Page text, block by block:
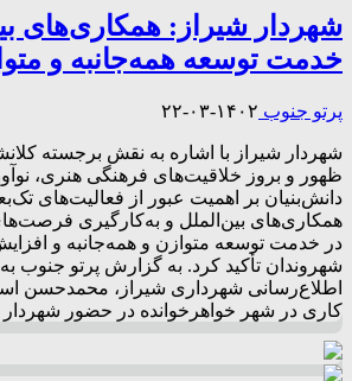
شهردار شیراز: همکاری‌های
خدمت توسعه همه‌جانبه و
پرتو جنوب ۱۴۰۲-۰۳-۲۲
شهردار شیراز با اشاره به نقش برجسته
ظهور و بروز خلاقیت‌های فرهنگی هنری،
دانش‌بنیان بر اهمیت عبور از فعالیت‌های
همکاری‌های بین‌الملل و به‌کارگیری
در خدمت توسعه متوازن و همه‌جانبه و
شهروندان تأکید کرد. به گزارش پرتو جنوب به
اطلاع‌رسانی شهرداری شیراز، محمدحسن
کاری در شهر خواهرخوانده در حضور شهردار